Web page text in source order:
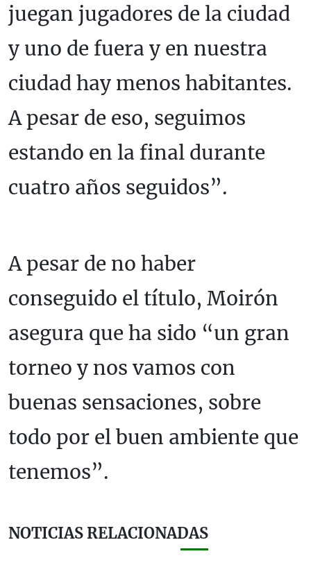
juegan jugadores de la ciudad
y uno de fuera y en nuestra
ciudad hay menos habitantes.
A pesar de eso, seguimos
estando en la final durante
cuatro años seguidos”.
A pesar de no haber
conseguido el título, Moirón
asegura que ha sido “un gran
torneo y nos vamos con
buenas sensaciones, sobre
todo por el buen ambiente que
tenemos”.
NOTICIAS RELACIONADAS